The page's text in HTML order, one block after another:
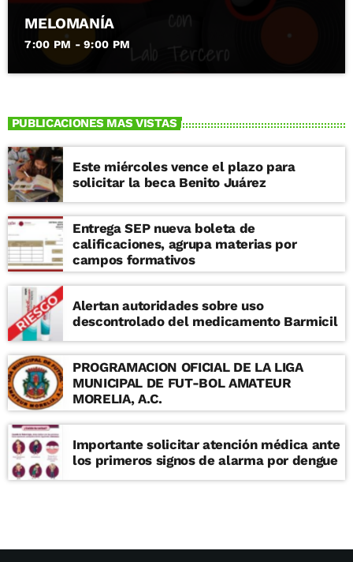
MELOMANÍA
7:00 PM - 9:00 PM
PUBLICACIONES MAS VISTAS
Este miércoles vence el plazo para
solicitar la beca Benito Juárez
Entrega SEP nueva boleta de
calificaciones, agrupa materias por
campos formativos
Alertan autoridades sobre uso
descontrolado del medicamento Barmicil
PROGRAMACION OFICIAL DE LA LIGA
MUNICIPAL DE FUT-BOL AMATEUR
MORELIA, A.C.
Importante solicitar atención médica ante
los primeros signos de alarma por dengue